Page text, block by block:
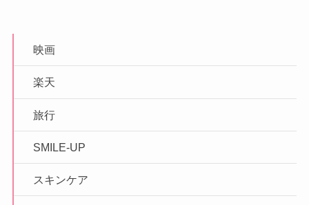
映画
楽天
旅行
SMILE-UP
スキンケア